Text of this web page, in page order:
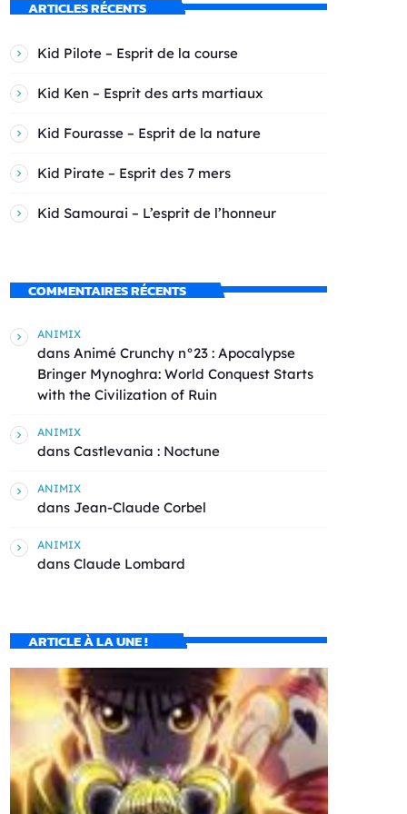
ARTICLES RÉCENTS
Kid Pilote – Esprit de la course
Kid Ken – Esprit des arts martiaux
Kid Fourasse – Esprit de la nature
Kid Pirate – Esprit des 7 mers
Kid Samourai – L’esprit de l’honneur
COMMENTAIRES RÉCENTS
ANIMIX
dans Animé Crunchy n°23 : Apocalypse
Bringer Mynoghra: World Conquest Starts
with the Civilization of Ruin
ANIMIX
dans Castlevania : Noctune
ANIMIX
dans Jean-Claude Corbel
ANIMIX
dans Claude Lombard
ARTICLE À LA UNE !